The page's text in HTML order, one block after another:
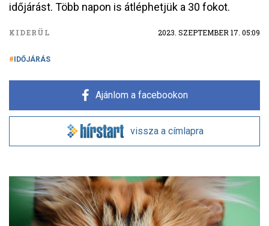
időjárást. Több napon is átléphetjük a 30 fokot.
KIDERÜL 2023. SZEPTEMBER 17. 05:09
IDŐJÁRÁS
Ajánlom a facebookon
vissza a címlapra